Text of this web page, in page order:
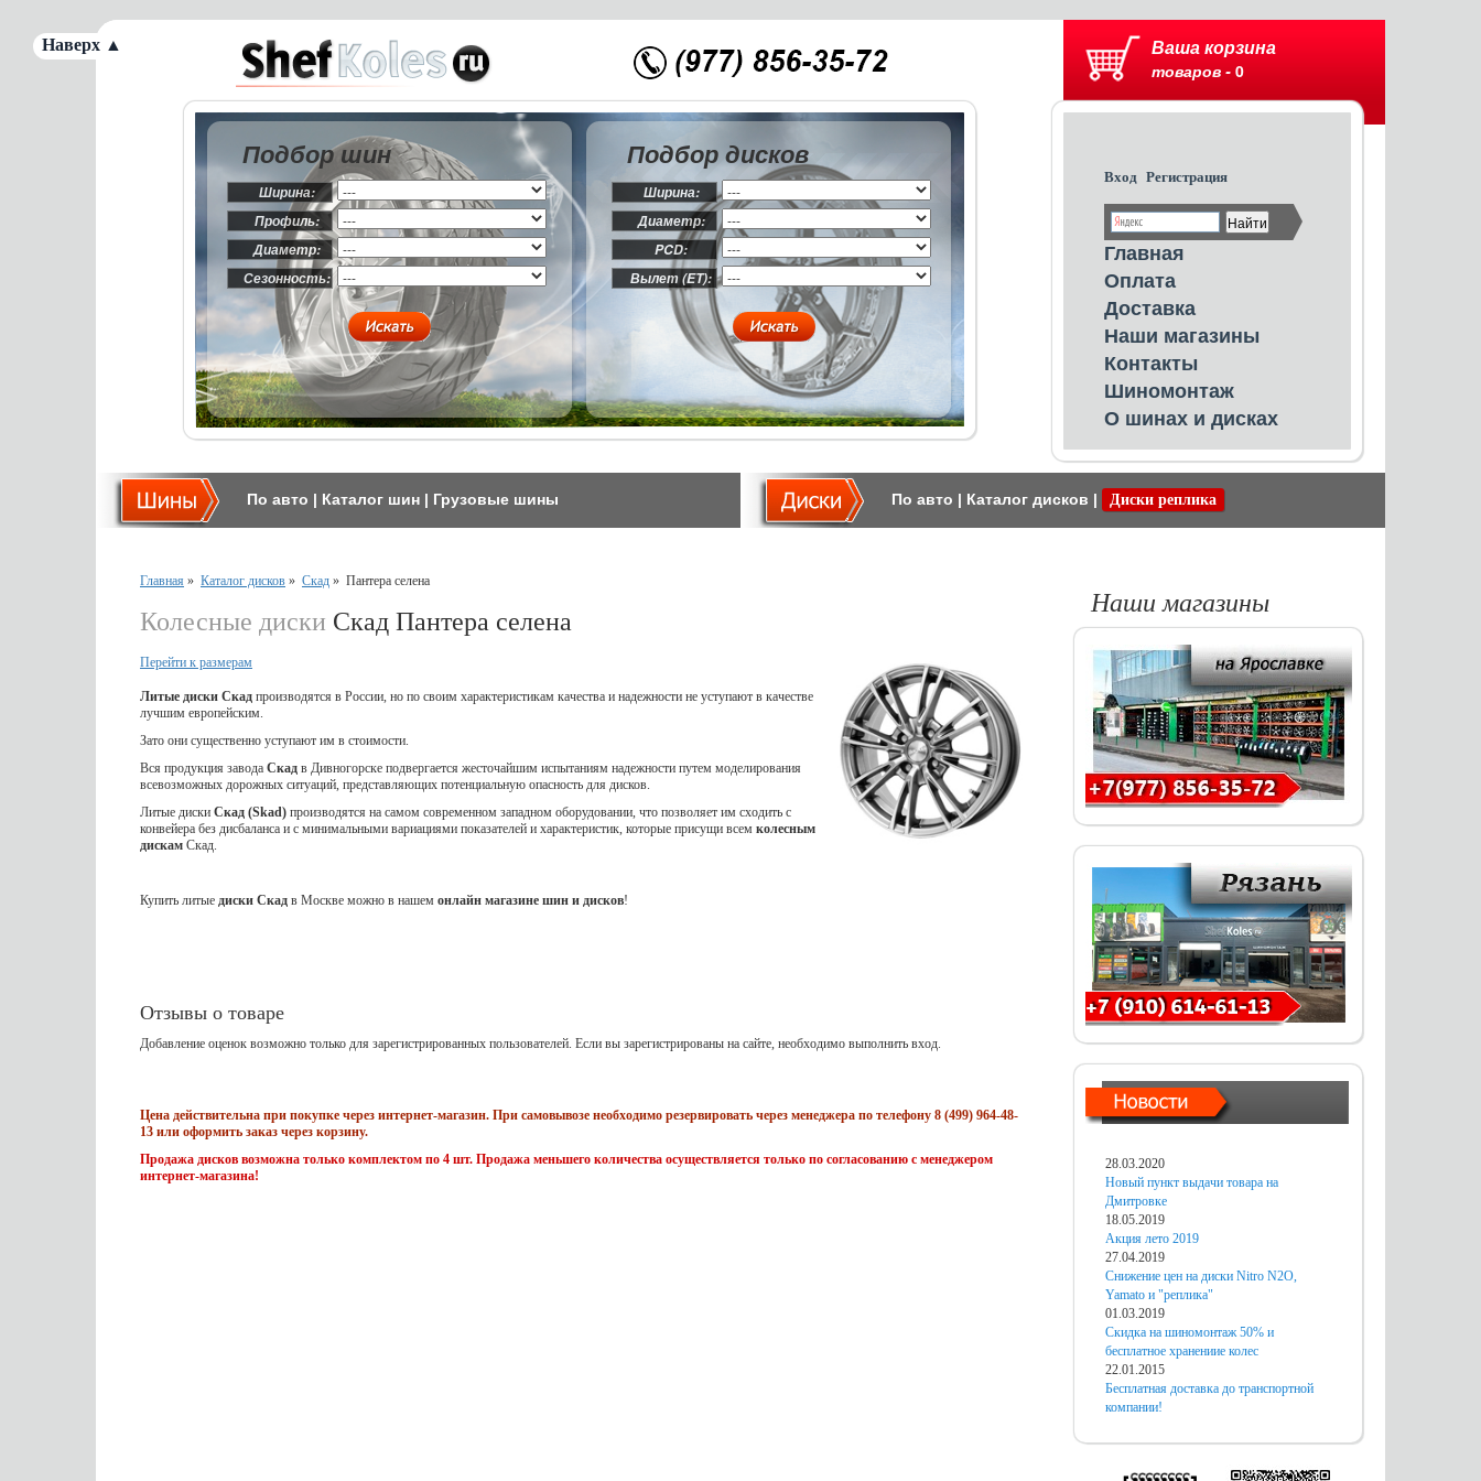
Ваша корзина
товаров - 0
Вход Регистрация
Главная
Оплата
Доставка
Наши магазины
Контакты
Шиномонтаж
О шинах и дисках
Подбор шин
Ширина:
Профиль:
Диаметр:
Сезонность:
Подбор дисков
Ширина:
Диаметр:
PCD:
Вылет (ET):
По авто | Каталог шин | Грузовые шины По авто | Каталог дисков | Диски реплика
Главная » Каталог дисков » Скад » Пантера селена
Колесные диски Скад Пантера селена
Перейти к размерам
Литые диски Скад производятся в России, но по своим характеристикам качества и надежности не уступают в качестве
лучшим европейским.
Зато они существенно уступают им в стоимости.
Вся продукция завода Скад в Дивногорске подвергается жесточайшим испытаниям надежности путем моделирования
всевозможных дорожных ситуаций, представляющих потенциальную опасность для дисков.
Литые диски Скад (Skad) производятся на самом современном западном оборудовании, что позволяет им сходить с
конвейера без дисбаланса и с минимальными вариациями показателей и характеристик, которые присущи всем колесным
дискам Скад.
Купить литые диски Скад в Москве можно в нашем онлайн магазине шин и дисков!
Отзывы о товаре
Добавление оценок возможно только для зарегистрированных пользователей. Если вы зарегистрированы на сайте, необходимо выполнить вход.
Цена действительна при покупке через интернет-магазин. При самовывозе необходимо резервировать через менеджера по телефону 8 (499) 964-48-
13 или оформить заказ через корзину.
Продажа дисков возможна только комплектом по 4 шт. Продажа меньшего количества осуществляется только по согласованию с менеджером
интернет-магазина!
Наши магазины
28.03.2020
Новый пункт выдачи товара на
Дмитровке
18.05.2019
Акция лето 2019
27.04.2019
Снижение цен на диски Nitro N2O,
Yamato и "реплика"
01.03.2019
Скидка на шиномонтаж 50% и
бесплатное хранениие колес
22.01.2015
Бесплатная доставка до транспортной
компании!
Наверх ▲